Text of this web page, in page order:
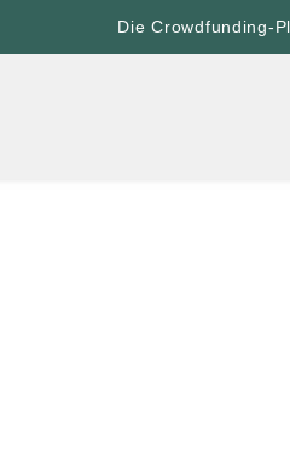
Die Crowdfunding-